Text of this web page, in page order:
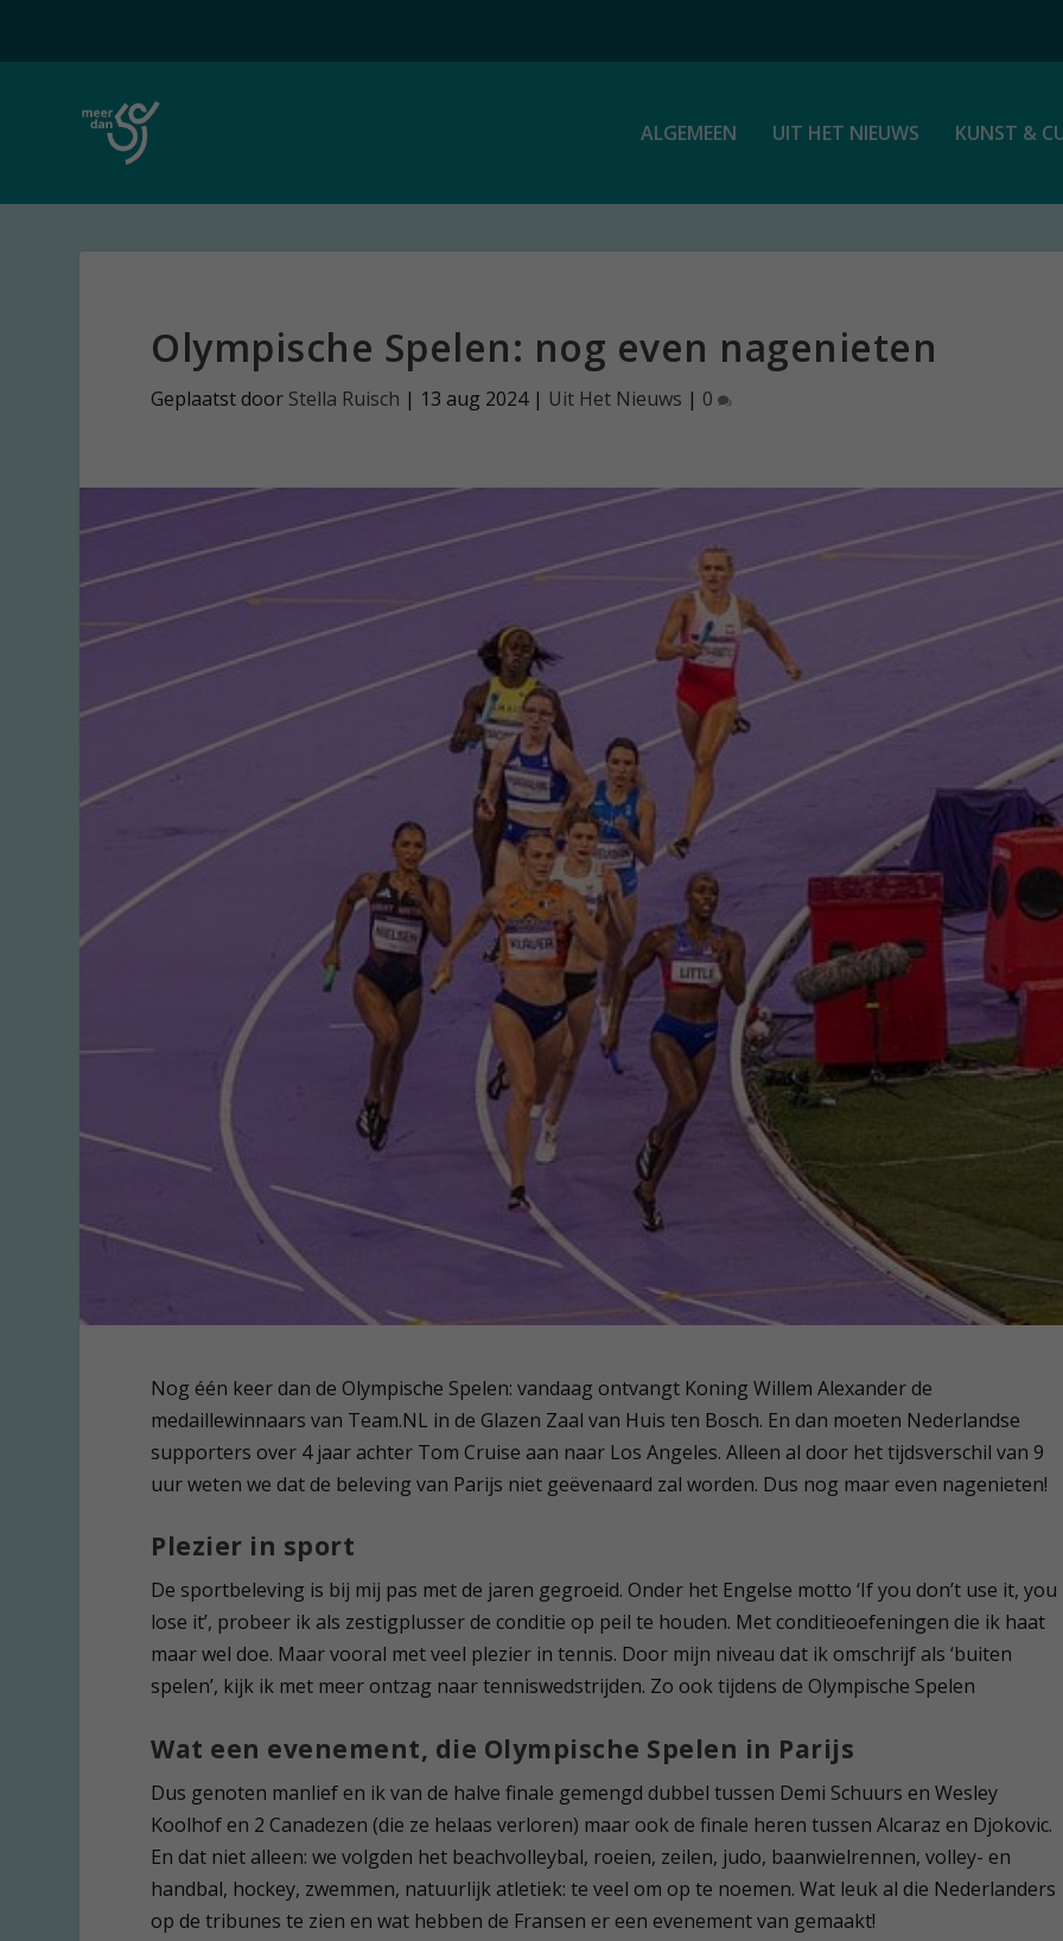
ALGEMEEN UIT HET NIEUWS KUNST &
Olympische Spelen: nog even nagenieten
Geplaatst door Stella Ruisch | 13 aug 2024| Uit Het Nieuws | 0
Nog één keer dan de Olympische Spelen: vandaag ontvangt Koning Willem Alexander de
medaillewinnaars van Team.NL in de Glazen Zaal van Huis ten Bosch. En dan moeten Nederlandse
supporters over 4 jaar achter Tom Cruise aan naar Los Angeles. Alleen al door het tijdsverschil van 9
uur weten we dat de beleving van Parijs niet geëvenaard zal worden. Dus nog maar even nagenieten!
Plezier in sport
De sportbeleving is bij mij pas met de jaren gegroeid. Onder het Engelse motto ‘If you don’t use it, you
lose it’, probeer ik als zestigplusser de conditie op peil te houden. Met conditieoefeningen die ik haat
maar wel doe. Maar vooral met veel plezier in tennis. Door mijn niveau dat ik omschrijf als ‘buiten
spelen’, kijk ik met meer ontzag naar tenniswedstrijden. Zo ook tijdens de Olympische Spelen
Wat een evenement, die Olympische Spelen in Parijs
Dus genoten manlief en ik van de halve finale gemengd dubbel tussen Demi Schuurs en Wesley
Koolhof en 2 Canadezen (die ze helaas verloren) maar ook de finale heren tussen Alcaraz en Djokovic.
En dat niet alleen: we volgden het beachvolleybal, roeien, zeilen, judo, baanwielrennen, volley- en
handbal, hockey, zwemmen, natuurlijk atletiek: te veel om op te noemen. Wat leuk al die Nederlanders
op de tribunes te zien en wat hebben de Fransen er een evenement van gemaakt!